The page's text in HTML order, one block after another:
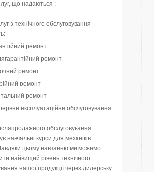
що надаються :
з технічного обслуговування
ремонт
ремонт
ремонт
ремонт
ремонт
експлуатаційне обслуговування
обслуговування
навчальні курси для механіків
цьому навчанню ми можемо
найвищий рівень технічного
нашої продукції через дилерську